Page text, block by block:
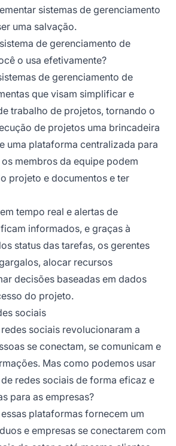
sistemas de gerenciamento
uma salvação.
de gerenciamento de
o usa efetivamente?
de gerenciamento de
que visam simplificar e
trabalho de projetos, tornando o
de projetos uma brincadeira
uma plataforma centralizada para
membros da equipe podem
projeto e documentos e ter
tempo real e alertas de
informados, e graças à
status das tarefas, os gerentes
alocar recursos
decisões baseadas em dados
do projeto.
sociais
sociais revolucionaram a
se conectam, se comunicam e
Mas como podemos usar
redes sociais de forma eficaz e
para as empresas?
plataformas fornecem um
e empresas se conectarem com